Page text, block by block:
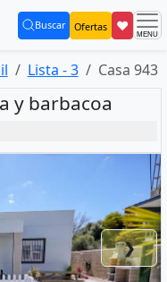
Buscar
(current) Ofertas ❤
Lista - 3 Casa 943
y barbacoa
❯